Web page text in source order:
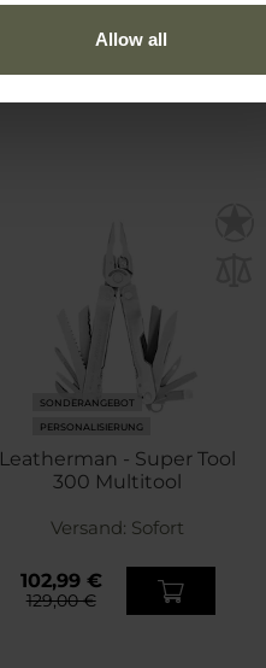
Allow all
109,00 €
SONDERANGEBOT
PERSONALISIERUNG
Leatherman - Super Tool
300 Multitool
Versand: Sofort
102,99 €
129,00 €